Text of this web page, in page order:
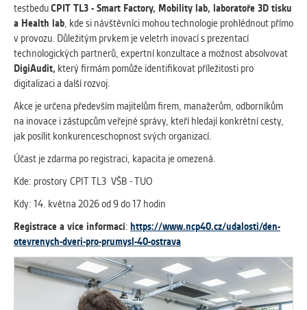
testbeduCPIT TL3 - Smart Factory, Mobility lab, laboratoře 3D tisku
a Health lab, kde si návštěvníci mohou technologie prohlédnout přímo
v provozu. Důležitým prvkem je veletrh inovací s prezentací
technologických partnerů, expertní konzultace a možnost absolvovat
DigiAudit, který firmám pomůže identifikovat příležitosti pro
digitalizaci a další rozvoj.
Akce je určena především majitelům firem, manažerům, odborníkům
na inovace i zástupcům veřejné správy, kteří hledají konkrétní cesty,
jak posílit konkurenceschopnost svých organizací.
Účast je zdarma po registraci, kapacita je omezená.
Kde: prostory CPIT TL3 VŠB - TUO
Kdy: 14. května 2026 od 9 do 17 hodin
Registrace a více informací: https://www.ncp40.cz/udalosti/den-
otevrenych-dveri-pro-prumysl-40-ostrava